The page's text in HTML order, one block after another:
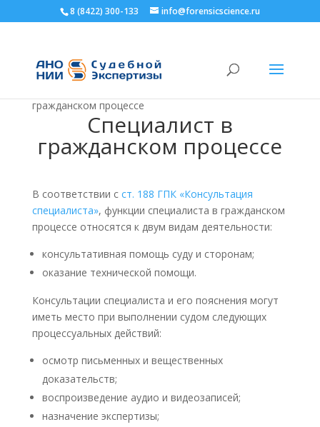
8 (8422) 300-133 info@forensicscience.ru
Главная>Поддержка>Судебная экспертиза в
гражданском процессе
Специалист в
гражданском процессе
В соответствии с ст. 188 ГПК «Консультация
специалиста», функции специалиста в гражданском
процессе относятся к двум видам деятельности:
консультативная помощь суду и сторонам;
оказание технической помощи.
Консультации специалиста и его пояснения могут
иметь место при выполнении судом следующих
процессуальных действий:
осмотр письменных и вещественных
доказательств;
воспроизведение аудио и видеозаписей;
назначение экспертизы;